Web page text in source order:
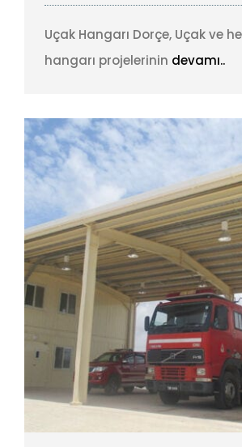
Uçak Hangarı Dorçe, Uçak ve
hangarı projelerinin devamı..